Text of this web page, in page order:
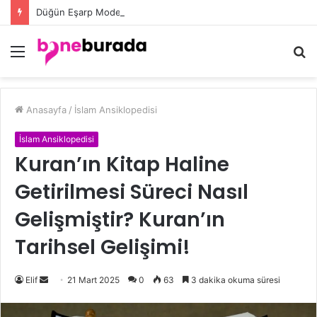
Düğün Eşarp Modelleri ile Göz Kamaştıran Şıklığın Sırları
Menü
Anasayfa / İslam Ansiklopedisi
İslam Ansiklopedisi
Kuran’ın Kitap Haline
Getirilmesi Süreci Nasıl
Gelişmiştir? Kuran’ın
Tarihsel Gelişimi!
Elif 21 Mart 2025 0 63 3 dakika okuma süresi